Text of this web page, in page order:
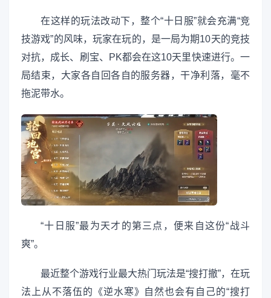
在这样的玩法改动下，整个“十日服”就会充满“竞
技游戏”的风味，玩家在玩的，是一局为期10天的竞技
对抗，成长、刷宝、PK都会在这10天里快速进行。一
局结束，大家各自回各自的服务器，干净利落，毫不
拖泥带水。
“十日服”最为天才的第三点，便来自这份“战斗
爽”。
最近整个游戏行业最大热门玩法是“搜打撤”，在玩
法上从不落伍的《逆水寒》自然也会有自己的“搜打